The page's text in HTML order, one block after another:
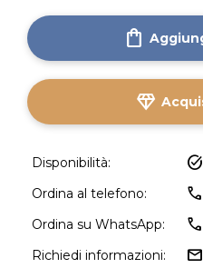
shopping_bag
diamond
Disponibilità: task_alt
Ordina al telefono:
call
Ordina su WhatsApp:
call
Richiedi informazioni:
mail